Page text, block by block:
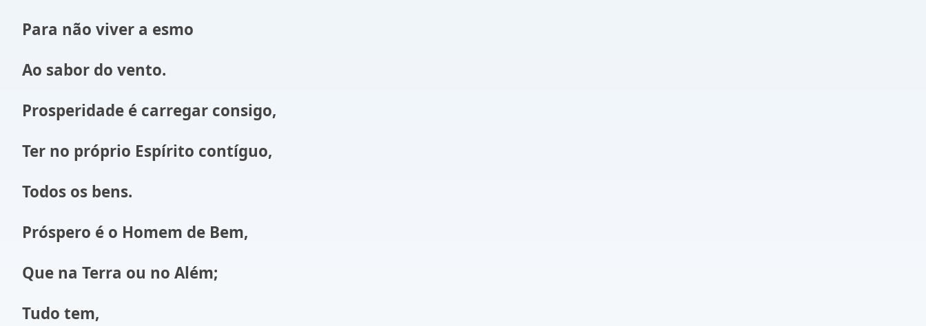
Para não viver a esmo
Ao sabor do vento.
Prosperidade é carregar consigo,
Ter no próprio Espírito contíguo,
Todos os bens.
Próspero é o Homem de Bem,
Que na Terra ou no Além;
Tudo tem,